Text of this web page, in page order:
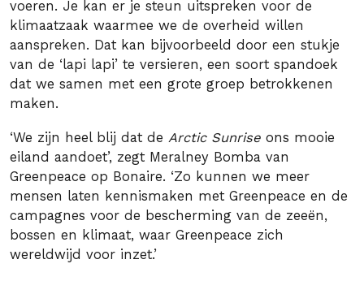
voeren. Je kan er je steun uitspreken voor de
klimaatzaak waarmee we de overheid willen
aanspreken. Dat kan bijvoorbeeld door een stukje
van de ‘lapi lapi’ te versieren, een soort spandoek
dat we samen met een grote groep betrokkenen
maken.
‘We zijn heel blij dat de Arctic Sunrise ons mooie
eiland aandoet’, zegt Meralney Bomba van
Greenpeace op Bonaire. ‘Zo kunnen we meer
mensen laten kennismaken met Greenpeace en de
campagnes voor de bescherming van de zeeën,
bossen en klimaat, waar Greenpeace zich
wereldwijd voor inzet.’